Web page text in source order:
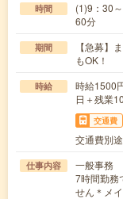
時間
(1)9：30
60分
期間
【急募】
もOK！
時給
時給1500
日＋残業
交通費
交通費別
仕事内容
一般事務
7時間勤務
せん＊メ